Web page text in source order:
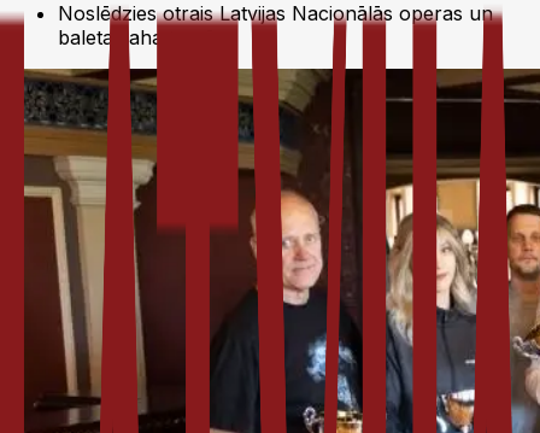
Noslēdzies otrais Latvijas Nacionālās operas un
baleta šaha turnīrs